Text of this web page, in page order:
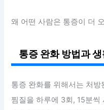
왜 어떤 사람은 통증이 더
통증 완화 방법과 생
통증 완화를 위해서는 처
찜질을 하루에 3회, 15분